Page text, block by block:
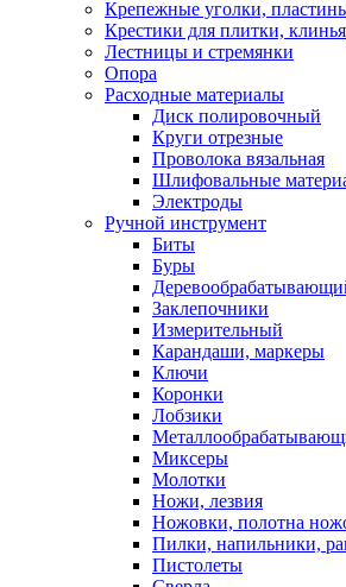
Крепежные уголки,
Крестики для плитки, клинья
Лестницы и стремянки
Опора
Расходные материалы
Диск полировочный
Круги отрезные
Проволока вязальная
Шлифовальные
Электроды
Ручной инструмент
Биты
Буры
Заклепочники
Измерительный
Карандаши, маркеры
Ключи
Коронки
Лобзики
Миксеры
Молотки
Ножи, лезвия
Ножовки, полотна
Пилки, напильники,
Пистолеты